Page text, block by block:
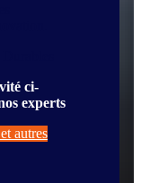
ci-
experts
autres